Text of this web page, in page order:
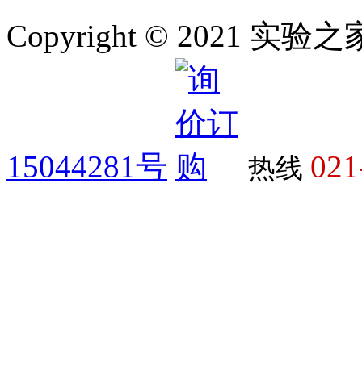
Copyright © 2021 实验之
15044281号 热线